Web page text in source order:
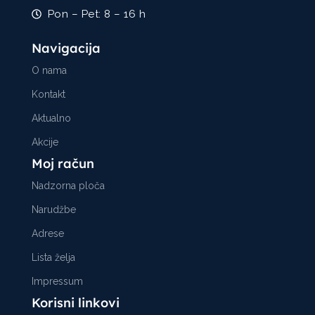
Pon – Pet: 8 – 16 h
Navigacija
O nama
Kontakt
Aktualno
Akcije
Moj račun
Nadzorna ploča
Narudžbe
Adrese
Lista želja
Impressum
Korisni linkovi